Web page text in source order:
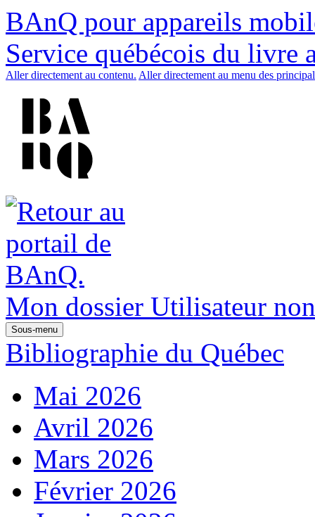
BAnQ pour appareils
Service québécois du livre
Aller directement au contenu. Aller directement au menu des
Mon dossier Utilisateur
Sous-menu
Bibliographie du Québec
Mai 2026
Avril 2026
Mars 2026
Février 2026